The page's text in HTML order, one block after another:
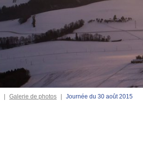
Galerie de photos Journée du 30 août 2015